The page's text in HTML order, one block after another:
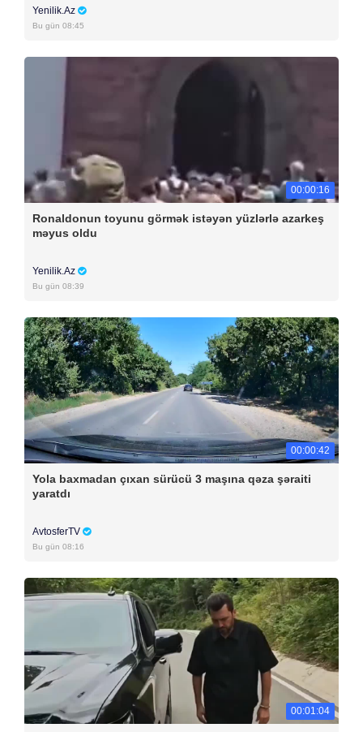
Yenilik.Az
Bu gün 08:45
00:00:16
Ronaldonun toyunu görmək istəyən yüzlərlə azarkeş
məyus oldu
Yenilik.Az
Bu gün 08:39
00:00:42
Yola baxmadan çıxan sürücü 3 maşına qəza şəraiti
yaratdı
AvtosferTV
Bu gün 08:16
00:01:04